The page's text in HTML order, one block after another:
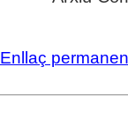
Enllaç